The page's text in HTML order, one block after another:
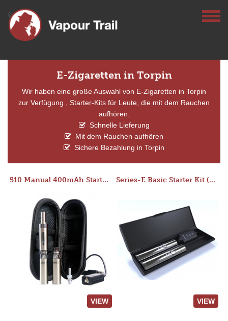
E-Zigaretten in Torpin
Wir haben eine große Auswahl von E-Zigaretten in Torpin
zur Verfügung , Starter-Kits für Leute, die mit dem Rauchen
aufhören.
Schnelle Lieferung
Mit dem Rauchen aufhören
Sichere Bezahlung in Torpin
510 Manual 400mAh Starter Kit
VIEW
Series-E Basic Starter Kit (No Tank)
VIEW